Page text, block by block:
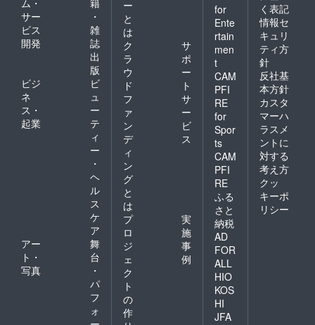
サー
ビス
開発
・
雑
誌
出
版
ビジ
ネ
ス・
起業
ビ
ュ
ー
テ
ィ
ー
・
ヘ
ル
ス
ケ
ア
アー
ト・
写真
舞
台
・
パ
フ
ォ
ー
と
は
ク
ラ
ウ
ド
フ
ァ
ン
デ
ィ
ン
グ
と
は
サ
ポ
ー
ト
サ
ー
ビ
ス
プ
ロ
ジ
ェ
ク
ト
の
作
実
施
事
例
for
Ente
rtain
men
t
CAM
PFI
RE
for
Spor
ts
CAM
PFI
RE
ふる
さと
納税
AD
FOR
ALL
HIO
KOS
HI
JFA
く表記
情報セ
キュリ
ティ方
針
反社基
本方針
カスタ
マーハ
ラスメ
ントに
対する
考え方
クッ
キーポ
リシー